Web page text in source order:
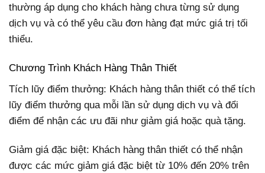
thường áp dụng cho khách hàng chưa từng sử dụng
dịch vụ và có thể yêu cầu đơn hàng đạt mức giá trị tối
thiểu.
Chương Trình Khách Hàng Thân Thiết
Tích lũy điểm thưởng: Khách hàng thân thiết có thể tích
lũy điểm thưởng qua mỗi lần sử dụng dịch vụ và đổi
điểm để nhận các ưu đãi như giảm giá hoặc quà tặng.
Giảm giá đặc biệt: Khách hàng thân thiết có thể nhận
được các mức giảm giá đặc biệt từ 10% đến 20% trên